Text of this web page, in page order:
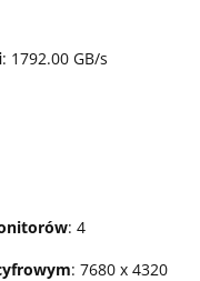
: 1792.00 GB/s
: 4
: 7680 x 4320